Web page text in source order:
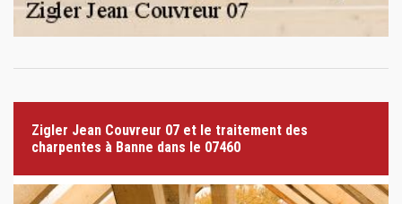
Zigler Jean Couvreur 07 et le traitement des
charpentes à Banne dans le 07460